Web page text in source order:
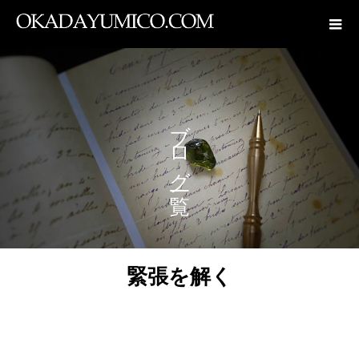
ブログ一覧
緊張を解く